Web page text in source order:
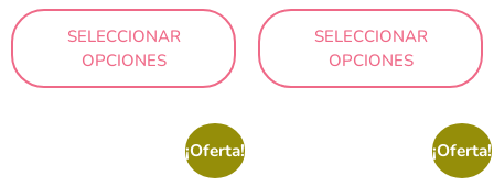
Chetto
Conguitos
Geox
SELECCIONAR
OPCIONES
SELECCIONAR
OPCIONES
¡Oferta! ¡Oferta!